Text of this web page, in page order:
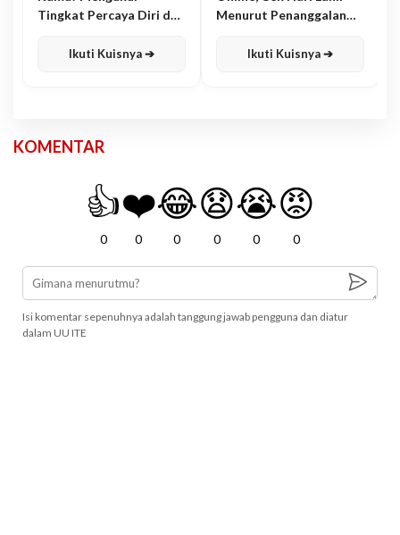
Tingkat Percaya Diri dan
Ikuti Kuisnya ➔
Menurut Penanggalan
Ikuti Kuisnya ➔
KOMENTAR
👍
0
❤️
0
😂
0
😧
0
😭
0
😡
0
Isi komentar sepenuhnya adalah tanggung jawab pengguna dan diatur
dalam UU ITE